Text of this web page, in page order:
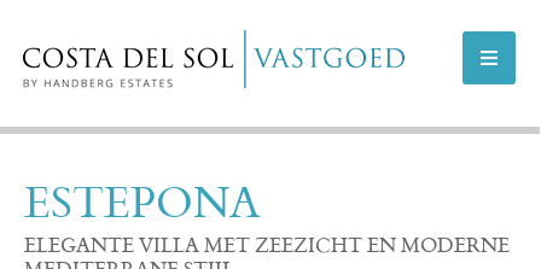
AANBOD MARBELLA
ESTEPONA
ELEGANTE VILLA MET ZEEZICHT EN MODERNE